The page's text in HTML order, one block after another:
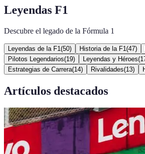
Leyendas F1
Descubre el legado de la Fórmula 1
Leyendas de la F1 (50) Historia de la F1 (47)
Pilotos Legendarios(19) Leyendas y Héroes(
Estrategias de Carrera(14) Rivalidades(13)
Artículos destacados